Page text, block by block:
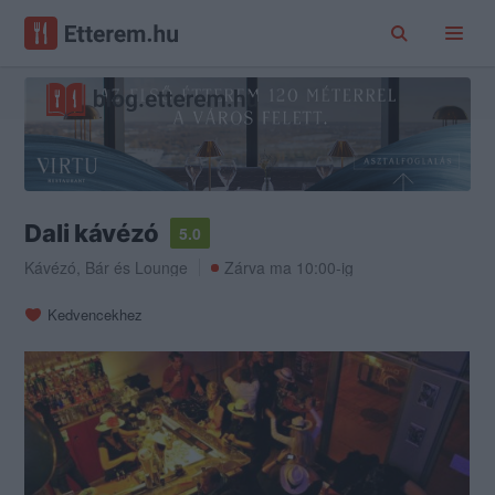
Dali kávézó
5.0
Kávézó, Bár és Lounge Zárva ma 10:00-ig
Kedvencekhez